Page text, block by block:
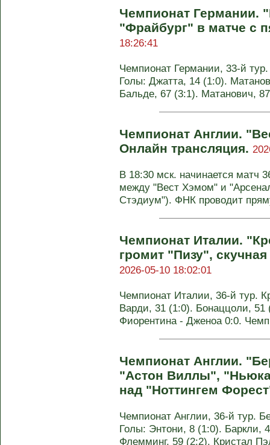
Чемпионат Германии.
"Фрайбург" в матче с
18:26:41
Чемпионат Германии, 33-й
Голы: Джатта, 14 (1:0).
Бальде, 67 (3:1). Матанович,
Чемпионат Англии.
Онлайн трансляция.
В 18:30 мск. начинается матч
между "Вест Хэмом" и
Стэдиум"). ФНК проводит
Чемпионат Италии.
громит "Пизу",
2026-05-10 18:02:01
Чемпионат Италии, 36-й тур.
Варди, 31 (1:0). Бонаццоли, 51
Фиорентина - Дженоа 0:0.
Чемпионат Англии.
"Астон Виллы",
над "Ноттингем
Чемпионат Англии, 36-й тур.
Голы: Энтони, 8 (1:0). Баркли,
Флемминг, 59 (2:2). Кристал